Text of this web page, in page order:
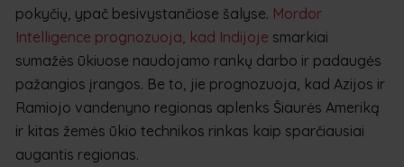
pokyčių, ypač besivystančiose šalyse. Mordor
Intelligence prognozuoja, kad Indijoje smarkiai
sumažės ūkiuose naudojamo rankų darbo ir padaugės
pažangios įrangos. Be to, jie prognozuoja, kad Azijos ir
Ramiojo vandenyno regionas aplenks Šiaurės Ameriką
ir kitas žemės ūkio technikos rinkas kaip sparčiausiai
augantis regionas.